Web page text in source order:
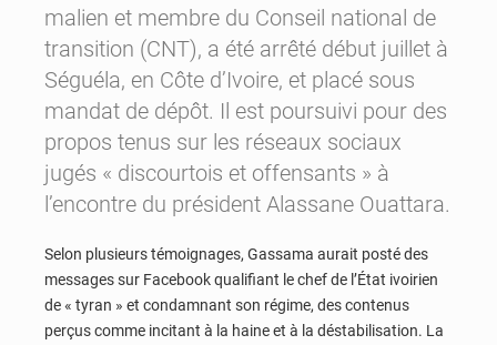
malien et membre du Conseil national de
transition (CNT), a été arrêté début juillet à
Séguéla, en Côte d’Ivoire, et placé sous
mandat de dépôt. Il est poursuivi pour des
propos tenus sur les réseaux sociaux
jugés « discourtois et offensants » à
l’encontre du président Alassane Ouattara.
Selon plusieurs témoignages, Gassama aurait posté des
messages sur Facebook qualifiant le chef de l’État ivoirien
de « tyran » et condamnant son régime, des contenus
perçus comme incitant à la haine et à la déstabilisation. La